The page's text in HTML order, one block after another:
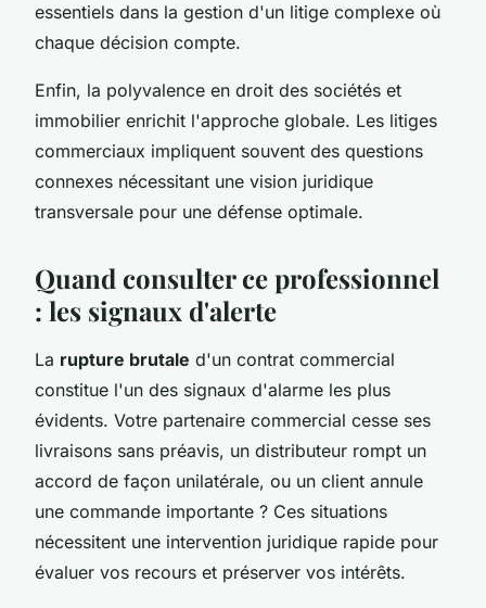
essentiels dans la gestion d'un litige complexe où
chaque décision compte.
Enfin, la polyvalence en droit des sociétés et
immobilier enrichit l'approche globale. Les litiges
commerciaux impliquent souvent des questions
connexes nécessitant une vision juridique
transversale pour une défense optimale.
Quand consulter ce professionnel
: les signaux d'alerte
La rupture brutale d'un contrat commercial
constitue l'un des signaux d'alarme les plus
évidents. Votre partenaire commercial cesse ses
livraisons sans préavis, un distributeur rompt un
accord de façon unilatérale, ou un client annule
une commande importante ? Ces situations
nécessitent une intervention juridique rapide pour
évaluer vos recours et préserver vos intérêts.